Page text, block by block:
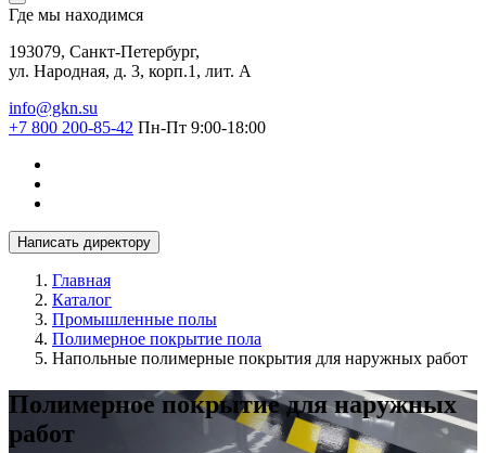
Где мы находимся
193079, Санкт-Петербург,
ул. Народная, д. 3, корп.1, лит. А
info@gkn.su
+7 800 200-85-42 Пн-Пт 9:00-18:00
Написать директору
Главная
Каталог
Промышленные полы
Полимерное покрытие пола
Напольные полимерные покрытия для наружных работ
Полимерное покрытие для наружных
работ